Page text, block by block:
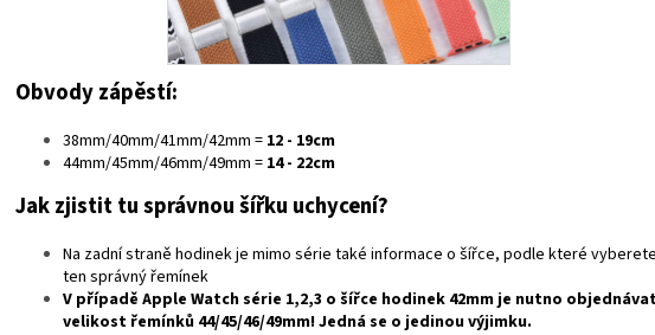
Obvody zápěstí:
38mm/40mm/41mm/42mm = 12 - 19cm
44mm/45mm/46mm/49mm = 14 - 22cm
Jak zjistit tu správnou šířku uchycení?
Na zadní straně hodinek je mimo série také informace o šířce, podle které vyberete
ten správný řemínek
V případě Apple Watch série 1,2,3 o šířce hodinek 42mm je nutno
velikost řemínků 44/45/46/49mm! Jedná se o jedinou výjimku.